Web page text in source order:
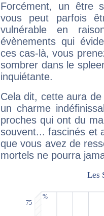
Forcément, un être
vous peut parfois
vulnérable en
évènements qui
ces cas-là, vous
sombrer dans le
inquiétante.
Cela dit, cette aura
un charme
proches qui ont du
souvent... fascinés et
que vous avez de
mortels ne pourra